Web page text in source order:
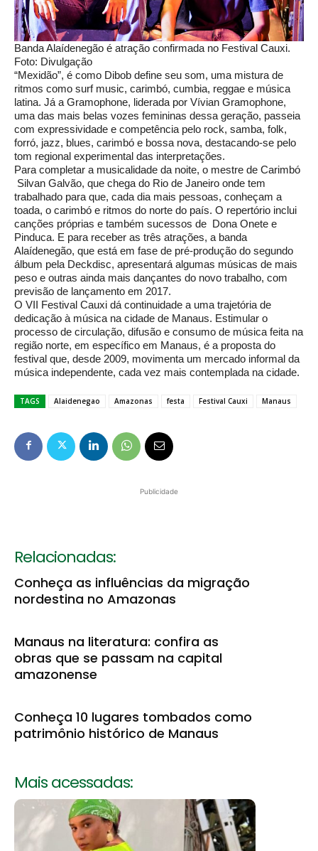
Banda Alaídenegão é atração confirmada no Festival Cauxi.
Foto: Divulgação
“Mexidão”, é como Dibob define seu som, uma mistura de
ritmos como surf music, carimbó, cumbia, reggae e música
latina. Já a Gramophone, liderada por Vívian Gramophone,
uma das mais belas vozes femininas dessa geração, passeia
com expressividade e competência pelo rock, samba, folk,
forró, jazz, blues, carimbó e bossa nova, destacando-se pelo
tom regional experimental das interpretações.
Para completar a musicalidade da noite, o mestre de Carimbó
Silvan Galvão, que chega do Rio de Janeiro onde tem
trabalhado para que, cada dia mais pessoas, conheçam a
toada, o carimbó e ritmos do norte do país. O repertório inclui
canções próprias e também sucessos de Dona Onete e
Pinduca. E para receber as três atrações, a banda
Alaídenegão, que está em fase de pré-produção do segundo
álbum pela Deckdisc, apresentará algumas músicas de mais
peso e outras ainda mais dançantes do novo trabalho, com
previsão de lançamento em 2017.
O VII Festival Cauxi dá continuidade a uma trajetória de
dedicação à música na cidade de Manaus. Estimular o
processo de circulação, difusão e consumo de música feita na
região norte, em específico em Manaus, é a proposta do
festival que, desde 2009, movimenta um mercado informal da
música independente, cada vez mais contemplada na cidade.
TAGS Alaidenegao Amazonas festa Festival Cauxi Manaus
Publicidade
Relacionadas:
Conheça as influências da migração
nordestina no Amazonas
Manaus na literatura: confira as
obras que se passam na capital
amazonense
Conheça 10 lugares tombados como
patrimônio histórico de Manaus
Mais acessadas: